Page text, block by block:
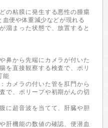
の粘膜に発生する悪性の腫瘍
便や体重減少などが現れる
溜まった状態で、放置すると
鼻から先端にカメラが付いた
を直接観察する検査で、ポリ
能
カメラの付いた管を肛門から
で、ポリープや初期がんの切
に超音波を当てて、肝臓や胆
肝機能の数値の確認、便潜血